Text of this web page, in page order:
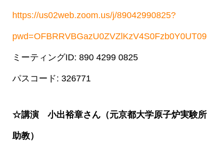
https://us02web.zoom.us/j/89042990825?
pwd=OFBRRVBGazU0ZVZlKzV4S0Fzb0Y0UT09
ミーティングID: 890 4299 0825
パスコード: 326771
☆講演 小出裕章さん（元京都大学原子炉実験所
助教）